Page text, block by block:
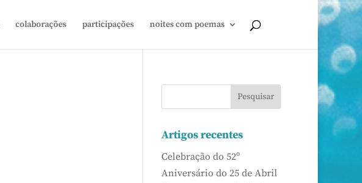
colaborações participações noites com poemas
Artigos recentes
Celebração do 52º
Aniversário do 25 de Abril